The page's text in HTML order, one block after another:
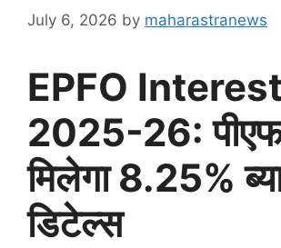
July 6, 2026 by maharastranews
EPFO
2025-26:
मिलेगा 8.25%
डिटेल्स